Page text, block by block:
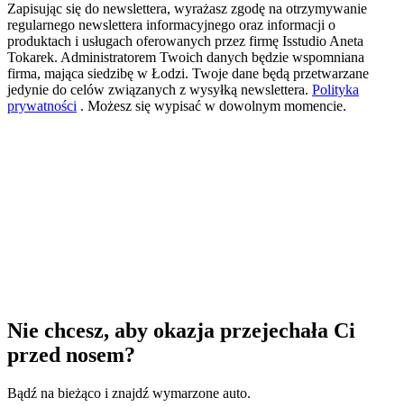
Zapisując się do newslettera, wyrażasz zgodę na otrzymywanie
regularnego newslettera informacyjnego oraz informacji o
produktach i usługach oferowanych przez firmę Isstudio Aneta
Tokarek. Administratorem Twoich danych będzie wspomniana
firma, mająca siedzibę w Łodzi. Twoje dane będą przetwarzane
jedynie do celów związanych z wysyłką newslettera. Polityka
prywatności . Możesz się wypisać w dowolnym momencie.
Nie chcesz, aby okazja przejechała Ci
przed nosem?
Bądź na bieżąco i znajdź wymarzone auto.